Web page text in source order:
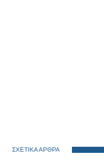
ΣΧΕΤΙΚΑ ΑΡΘΡΑ